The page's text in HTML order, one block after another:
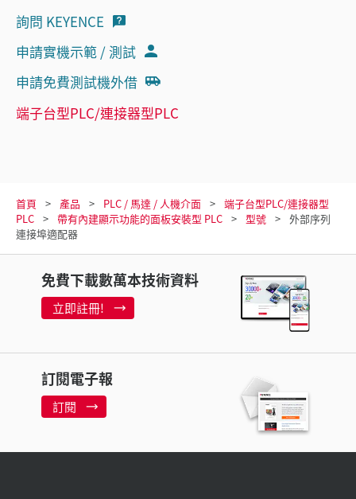
詢問 KEYENCE
申請實機示範 / 測試
申請免費測試機外借
端子台型PLC/連接器型PLC
首頁 產品 PLC / 馬達 / 人機介面
端子台型PLC/連接器型
PLC
帶有內建顯示功能的面板安裝型 PLC 型號
外部序列
連接埠適配器
免費下載數萬本技術資料
立即註冊!
訂閱電子報
訂閱